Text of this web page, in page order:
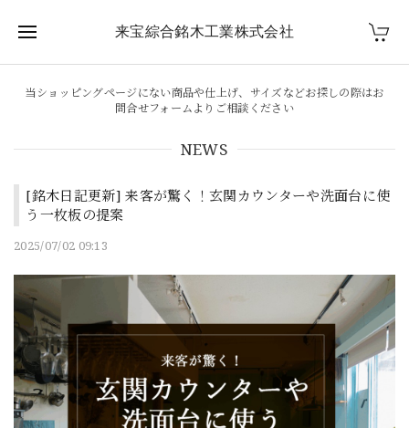
来宝綜合銘木工業株式会社
当ショッピングページにない商品や仕上げ、サイズなどお探しの際はお
問合せフォームよりご相談ください
NEWS
[銘木日記更新] 来客が驚く！玄関カウンターや洗面台に使
う一枚板の提案
2025/07/02 09:13